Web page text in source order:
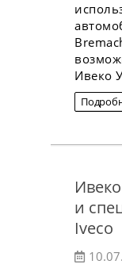
Ивеко
и
Iveco